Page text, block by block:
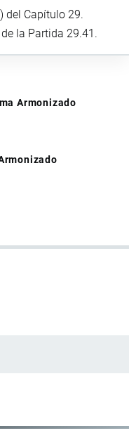
del Capítulo 29.
la Partida 29.41.
Armonizado